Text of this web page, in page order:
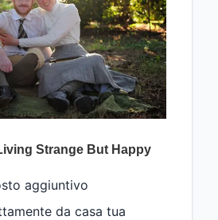
aggiuntivo
da casa tua